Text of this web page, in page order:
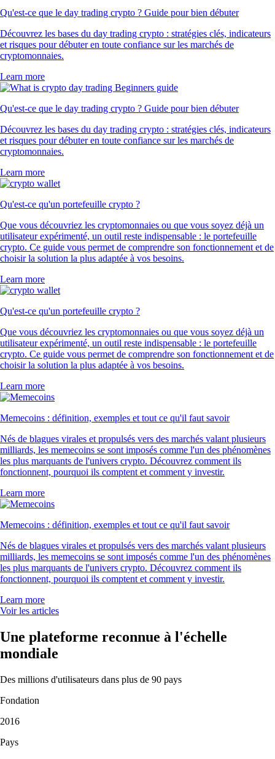
Qu'est-ce que le day trading crypto ? Guide pour bien débuter
Découvrez les bases du day trading crypto : stratégies clés, indicateurs
et risques pour débuter en toute confiance sur les marchés de
cryptomonnaies.
Learn more
Qu'est-ce que le day trading crypto ? Guide pour bien débuter
Découvrez les bases du day trading crypto : stratégies clés, indicateurs
et risques pour débuter en toute confiance sur les marchés de
cryptomonnaies.
Learn more
Qu'est-ce qu'un portefeuille crypto ?
Que vous découvriez les cryptomonnaies ou que vous soyez déjà un
utilisateur expérimenté, un outil reste indispensable : le portefeuille
crypto. Ce guide vous permet de comprendre son fonctionnement et de
choisir la solution la plus adaptée à vos besoins.
Learn more
Qu'est-ce qu'un portefeuille crypto ?
Que vous découvriez les cryptomonnaies ou que vous soyez déjà un
utilisateur expérimenté, un outil reste indispensable : le portefeuille
crypto. Ce guide vous permet de comprendre son fonctionnement et de
choisir la solution la plus adaptée à vos besoins.
Learn more
Memecoins : définition, exemples et tout ce qu'il faut savoir
Nés de blagues virales et propulsés vers des marchés valant plusieurs
milliards, les memecoins se sont imposés comme l'un des phénomènes
les plus marquants de l'univers crypto. Découvrez comment ils
fonctionnent, pourquoi ils comptent et comment y investir.
Learn more
Memecoins : définition, exemples et tout ce qu'il faut savoir
Nés de blagues virales et propulsés vers des marchés valant plusieurs
milliards, les memecoins se sont imposés comme l'un des phénomènes
les plus marquants de l'univers crypto. Découvrez comment ils
fonctionnent, pourquoi ils comptent et comment y investir.
Learn more
Voir les articles
Une plateforme reconnue à l'échelle
mondiale
Des millions d'utilisateurs dans plus de 90 pays
Fondation
2016
Pays